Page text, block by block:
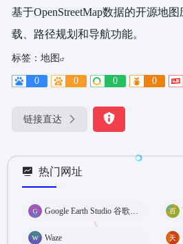
基于OpenStreetMap数据的开源地
载、路径规划和导航功能。
标签： 地图
0 0 0 0
链接直达
热门网址
Waze